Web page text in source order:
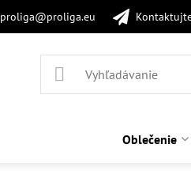
proliga@proliga.eu
Oblečenie